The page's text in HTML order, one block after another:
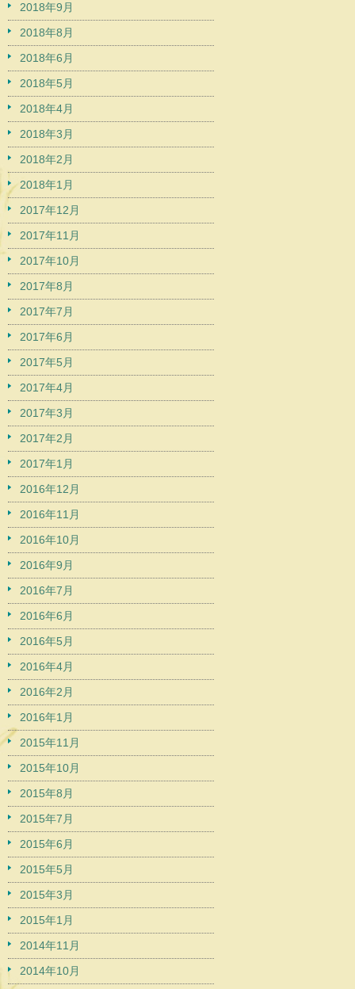
2018年9月
2018年8月
2018年6月
2018年5月
2018年4月
2018年3月
2018年2月
2018年1月
2017年12月
2017年11月
2017年10月
2017年8月
2017年7月
2017年6月
2017年5月
2017年4月
2017年3月
2017年2月
2017年1月
2016年12月
2016年11月
2016年10月
2016年9月
2016年7月
2016年6月
2016年5月
2016年4月
2016年2月
2016年1月
2015年11月
2015年10月
2015年8月
2015年7月
2015年6月
2015年5月
2015年3月
2015年1月
2014年11月
2014年10月